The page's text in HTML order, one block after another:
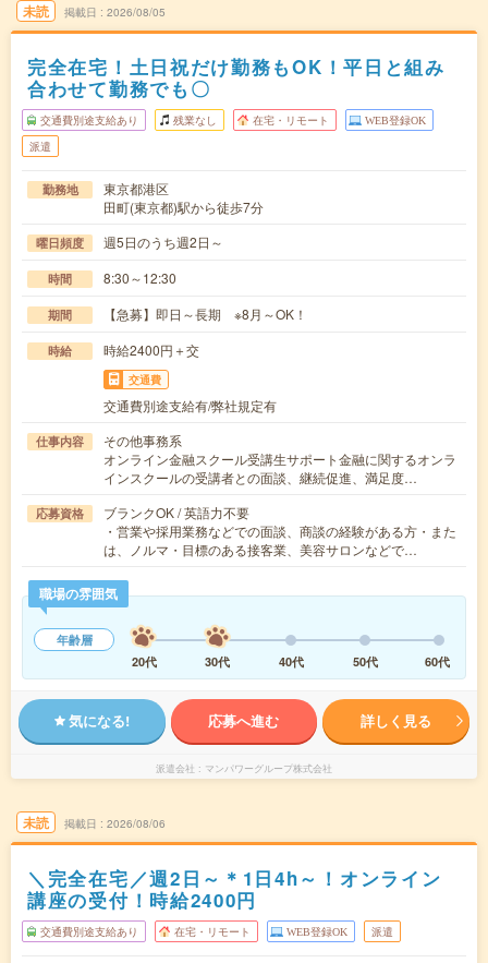
未読 掲載日 2026/08/05
完全在宅！土日祝だけ勤務もOK！平日と組み
合わせて勤務でも〇
交通費別途支給あり 残業なし 在宅・リモート WEB登録OK
派遣
勤務地
東京都港区
田町(東京都)駅から徒歩7分
曜日頻度 週5日のうち週2日～
時間 8:30～12:30
期間 【急募】即日～長期 ※8月～OK！
時給 時給2400円＋交
交通費
交通費別途支給有/弊社規定有
仕事内容
その他事務系
オンライン金融スクール受講生サポート金融に関するオンラ
インスクールの受講者との面談、継続促進、満足度…
応募資格
ブランクOK / 英語力不要
・営業や採用業務などでの面談、商談の経験がある方・また
は、ノルマ・目標のある接客業、美容サロンなどで…
職場の雰囲気
年齢層
20代
30代 40代 50代 60代
気になる! 応募へ進む 詳しく見る
派遣会社 マンパワーグループ株式会社
未読 掲載日 2026/08/06
＼完全在宅／週2日～＊1日4h～！オンライン
講座の受付！時給2400円
交通費別途支給あり 在宅・リモート WEB登録OK 派遣